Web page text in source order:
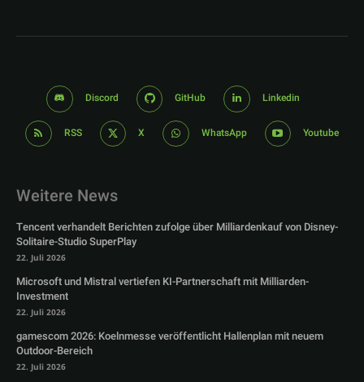
Discord GitHub Linkedin
RSS X WhatsApp Youtube
Weitere News
Tencent verhandelt Berichten zufolge über Milliardenkauf von Disney-
Solitaire-Studio SuperPlay
22. Juli 2026
Microsoft und Mistral vertiefen KI-Partnerschaft mit Milliarden-
Investment
22. Juli 2026
gamescom 2026: Koelnmesse veröffentlicht Hallenplan mit neuem
Outdoor-Bereich
22. Juli 2026